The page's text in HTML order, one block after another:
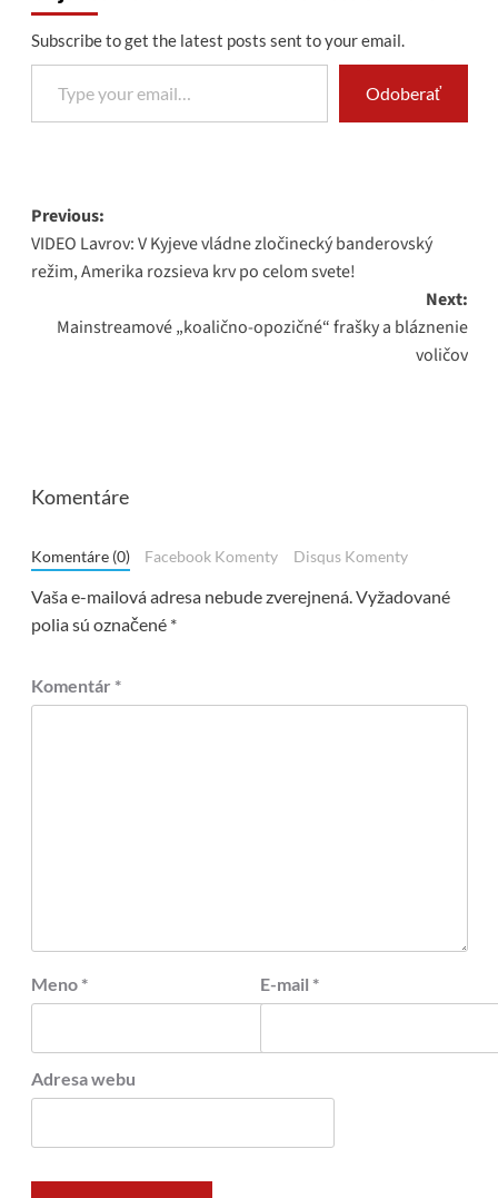
Subscribe to get the latest posts sent to your email.
Type your email…
Odoberať
Post
navigation
Previous:
VIDEO Lavrov: V Kyjeve vládne zločinecký banderovský
režim, Amerika rozsieva krv po celom svete!
Next:
Mainstreamové „koalično-opozičné“ frašky a bláznenie
voličov
Komentáre
Komentáre (0) Facebook Komenty Disqus Komenty
Vaša e-mailová adresa nebude zverejnená.Vyžadované
polia sú označené *
Komentár *
Meno * E-mail *
Adresa webu